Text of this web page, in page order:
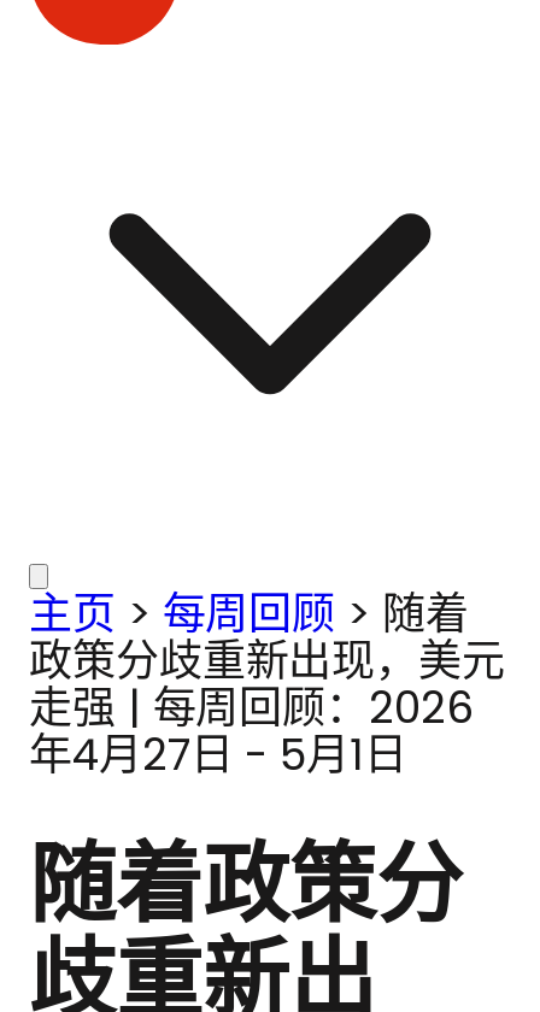
主页 > 每周回顾 > 随着
政策分歧重新出现，美元
走强 | 每周回顾：2026
年4月27日 - 5月1日
随着政策分
歧重新出